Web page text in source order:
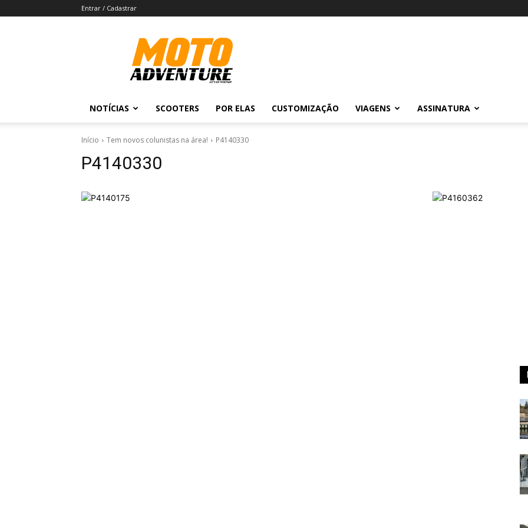
Entrar / Cadastrar
Revista
Moto
Adventure
NOTÍCIAS SCOOTERS POR ELAS CUSTOMIZAÇÃO VIAGENS ASSINATURA
Início Tem novos colunistas na área! P4140330
P4140330